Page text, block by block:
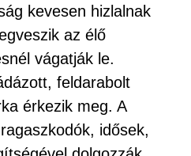
kevesen hizlalnak
az élő
vágatják le.
feldarabolt
érkezik meg. A
idősek,